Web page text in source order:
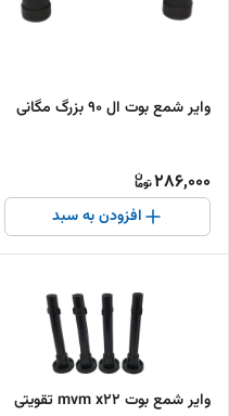
وایر شمع بوت ال 90 بزرگ مگانی
286,000
افزودن به سبد
وایر شمع بوت mvm x22 تقویتی